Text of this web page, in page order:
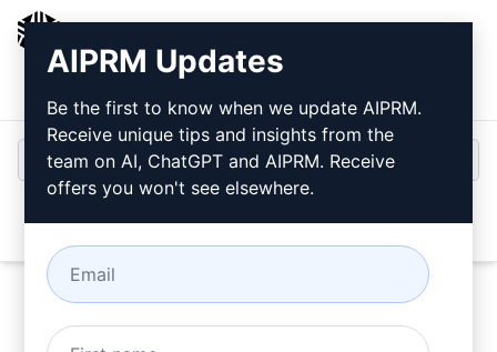
Bejelentkezés
AIPRM Updates
Be the first to know when we update AIPRM.
Receive unique tips and insights from the
team on AI, ChatGPT and AIPRM. Receive
offers you won't see elsewhere.